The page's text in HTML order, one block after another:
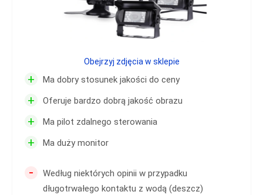
+ Ma dobry stosunek jakości do ceny
+ Oferuje bardzo dobrą jakość obrazu
+ Ma pilot zdalnego sterowania
+ Ma duży monitor
-
Według niektórych opinii w przypadku
długotrwałego kontaktu z wodą (deszcz)
Obejrzyj zdjęcia w sklepie